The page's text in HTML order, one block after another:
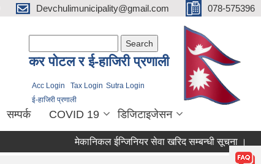
Devchulimunicipality@gmail.com 078-575396
कर पाेटल र ई-हाजिरी प्रणाली
Acc Login Tax Login Sutra Login
ई-हाजिरी प्रणाली
सम्पर्क COVID 19 डिजिटाइजेसन
मेकानिकल ईन्जिनियर सेवा खरिद सम्बन्धी सूचना ।